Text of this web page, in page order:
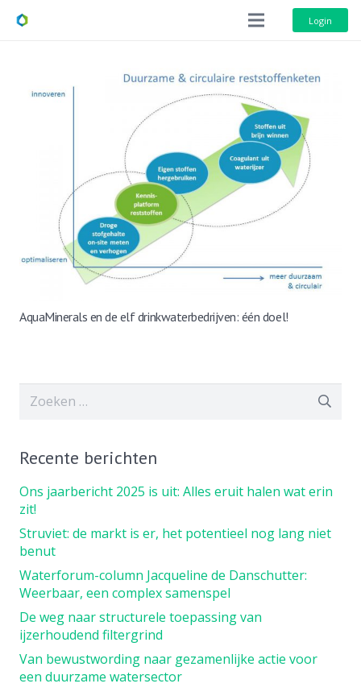
Login
AquaMinerals en de elf drinkwaterbedrijven: één doel!
Zoeken
Recente berichten
Ons jaarbericht 2025 is uit: Alles eruit halen wat erin
zit!
Struviet: de markt is er, het potentieel nog lang niet
benut
Waterforum-column Jacqueline de Danschutter:
Weerbaar, een complex samenspel
De weg naar structurele toepassing van
ijzerhoudend filtergrind
Van bewustwording naar gezamenlijke actie voor
een duurzame watersector